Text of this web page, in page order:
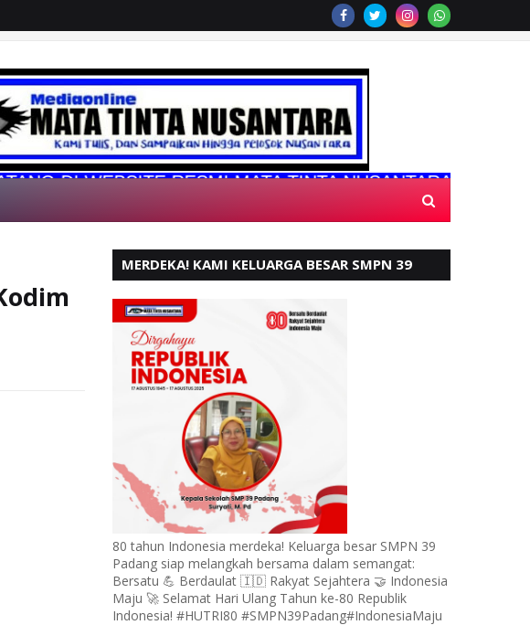
WEBSITE RESMI MATA TINTA NUSANTARA
MERDEKA! KAMI KELUARGA BESAR SMPN 39
80 tahun Indonesia merdeka! Keluarga besar SMPN 39
Padang siap melangkah bersama dalam semangat:
Bersatu 💪 Berdaulat 🇮🇩 Rakyat Sejahtera 🤝 Indonesia
Maju 🚀 Selamat Hari Ulang Tahun ke-80 Republik
Indonesia! #HUTRI80 #SMPN39Padang#IndonesiaMaju